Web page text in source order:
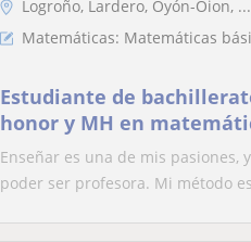
Logroño, Lardero, Oyón-Oion, ...
Matemáticas: Matemáticas
Estudiante de
honor y MH en
niños de distintas edades
Enseñar es una de mis
poder ser profesora. Mi método